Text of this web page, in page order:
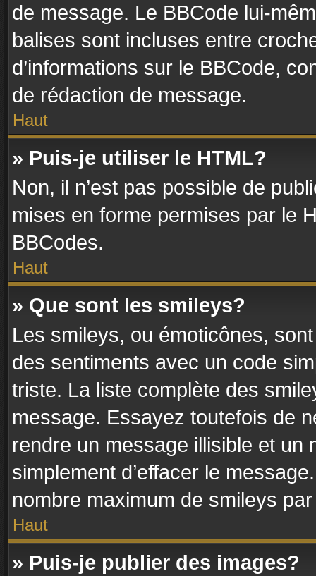
de message. Le BBCode lui-
balises sont incluses entre
d’informations sur le BBCode,
de rédaction de message.
Haut
» Puis-je utiliser le HTML?
Non, il n’est pas possible de
mises en forme permises par le
BBCodes.
Haut
» Que sont les smileys?
Les smileys, ou émoticônes,
des sentiments avec un code
triste. La liste complète des
message. Essayez toutefois de
rendre un message illisible et un
simplement d’effacer le
nombre maximum de smileys
Haut
» Puis-je publier des images?